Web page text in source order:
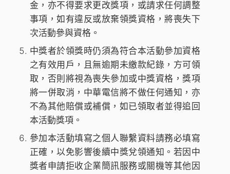
金，亦不得要求更改獎項，或請求任何調整
事項，如有違反或放棄領獎資格，將喪失下
次活動參與資格。
中獎者於領獎時仍須為符合本活動參加資格
之有效用戶，且無逾期未繳款紀錄，方可領
取，否則將視為喪失參加或中獎資格，獎項
將一併取消，中華電信將不做任何通知，亦
不為其他賠償或補償，如已領取者並得追回
本活動獎項。
參加本活動填寫之個人聯繫資料請務必填寫
正確，以免影響後續中獎兌領通知。若因中
獎者申請拒收企業簡訊服務或關機等其他因